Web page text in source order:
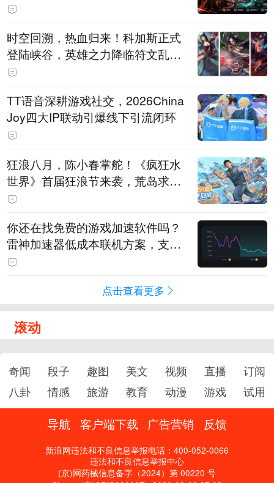
时空回溯，热血归来！科加斯正式
登陆峡谷，英雄之力降临符文乱
斗！
TT语音深耕游戏社交，2026China
Joy四大IP联动引爆线下引流闭环
狂浪八月，陈小春掌舵！《疯狂水
世界》首届狂浪节来袭，荒岛求生
直播即将开启
你还在找免费的游戏加速软件吗？
雷神加速器低成本联机方案，支持
免费试用
点击查看更多
滚动
奇闻 段子 趣图 美文 视频 直播
订阅
八卦
情感 旅游 教育 动漫 游戏 试用
导航 客户端下载 广告营销 反馈
新浪网违法和不良信息举报电话：400-052-0066
违法和不良信息举报中心
(京)网药械信息备字（2024）第 00220 号